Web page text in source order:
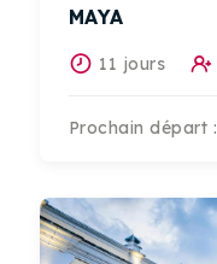
MAYA
11 jours
Prochain départ :